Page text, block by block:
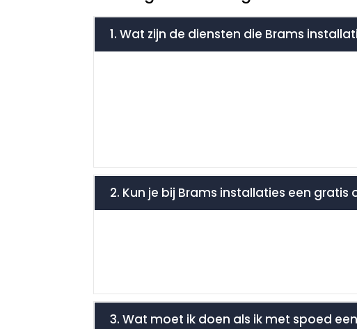
1. Wat zijn de diensten die Brams
2. Kun je bij Brams installaties een
3. Wat moet ik doen als ik met spoed